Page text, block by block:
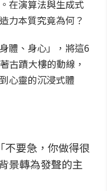
在演算法與生成式
力本質究竟為何？
體、身心」，將這6
古蹟大樓的動線，
心靈的沉浸式體